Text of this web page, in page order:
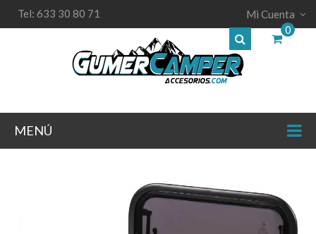
Tel: 633 30 80 71
Mi Cuenta
0
MENÚ